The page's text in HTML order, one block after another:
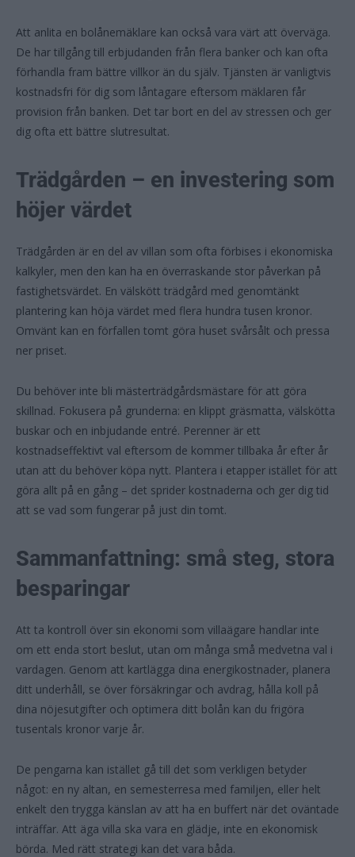
Att anlita en bolånemäklare kan också vara värt att överväga.
De har tillgång till erbjudanden från flera banker och kan ofta
förhandla fram bättre villkor än du själv. Tjänsten är vanligtvis
kostnadsfri för dig som låntagare eftersom mäklaren får
provision från banken. Det tar bort en del av stressen och ger
dig ofta ett bättre slutresultat.
Trädgården – en investering som
höjer värdet
Trädgården är en del av villan som ofta förbises i ekonomiska
kalkyler, men den kan ha en överraskande stor påverkan på
fastighetsvärdet. En välskött trädgård med genomtänkt
plantering kan höja värdet med flera hundra tusen kronor.
Omvänt kan en förfallen tomt göra huset svårsålt och pressa
ner priset.
Du behöver inte bli mästerträdgårdsmästare för att göra
skillnad. Fokusera på grunderna: en klippt gräsmatta, välskötta
buskar och en inbjudande entré. Perenner är ett
kostnadseffektivt val eftersom de kommer tillbaka år efter år
utan att du behöver köpa nytt. Plantera i etapper istället för att
göra allt på en gång – det sprider kostnaderna och ger dig tid
att se vad som fungerar på just din tomt.
Sammanfattning: små steg, stora
besparingar
Att ta kontroll över sin ekonomi som villaägare handlar inte
om ett enda stort beslut, utan om många små medvetna val i
vardagen. Genom att kartlägga dina energikostnader, planera
ditt underhåll, se över försäkringar och avdrag, hålla koll på
dina nöjesutgifter och optimera ditt bolån kan du frigöra
tusentals kronor varje år.
De pengarna kan istället gå till det som verkligen betyder
något: en ny altan, en semesterresa med familjen, eller helt
enkelt den trygga känslan av att ha en buffert när det oväntade
inträffar. Att äga villa ska vara en glädje, inte en ekonomisk
börda. Med rätt strategi kan det vara båda.